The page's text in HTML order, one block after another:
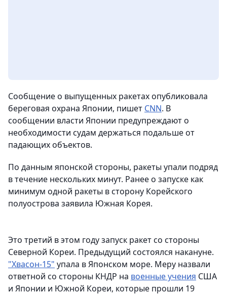
Сообщение о выпущенных ракетах опубликовала
береговая охрана Японии, пишет CNN. В
сообщении власти Японии предупреждают о
необходимости судам держаться подальше от
падающих объектов.
По данным японской стороны, ракеты упали подряд
в течение нескольких минут. Ранее о запуске как
минимум одной ракеты в сторону Корейского
полуострова заявила Южная Корея.
Это третий в этом году запуск ракет со стороны
Северной Кореи. Предыдущий состоялся накануне.
"Хвасон-15" упала в Японском море. Меру назвали
ответной со стороны КНДР на военные учения США
и Японии и Южной Кореи, которые прошли 19